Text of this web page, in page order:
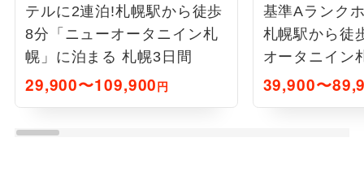
テルに2連泊!札幌駅から徒歩
8分「ニューオータニイン札
幌」に泊まる 札幌3日間
29,900〜109,900円
基準Aランク
札幌駅から徒
オータニイン
札幌4日間
39,900〜